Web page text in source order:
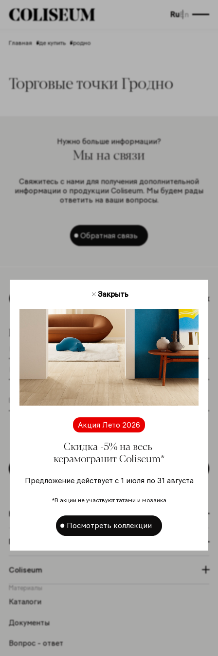
RuEn
Главная Где купить Гродно
Торговые точки Гродно
Нужно больше информации?
Мы на связи
Свяжитесь с нами для получения дополнительной
информации о продукции Coliseum. Мы будем рады
ответить на ваши вопросы.
Обратная связь
Закрыть
Акция Лето 2026
Скидка -5% на весь
керамогранит Coliseum*
Предложение действует с 1 июля по 31 августа
*В акции не участвуют татами и мозаика
Посмотреть коллекции
Наверх
Подпишитесь на новостную рассылку
Я даю согласие на хранение и обработку
моих персональных данных согласно
Политике в отношении обработки
персональных данных*
Коллекции
Графический эффект
Coliseum
Материалы
Каталоги
Документы
Вопрос - ответ